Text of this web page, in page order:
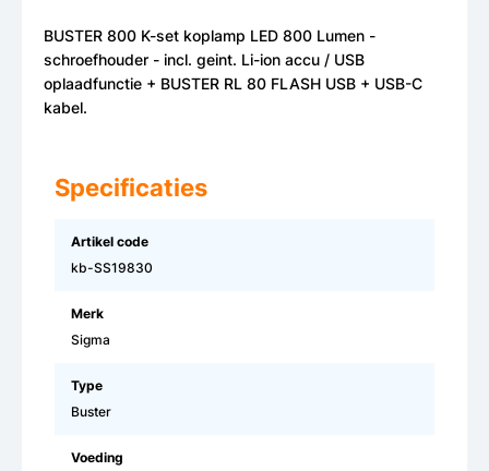
BUSTER 800 K-set koplamp LED 800 Lumen -
schroefhouder - incl. geint. Li-ion accu / USB
oplaadfunctie + BUSTER RL 80 FLASH USB + USB-C
kabel.
Specificaties
Artikel code
kb-SS19830
Merk
Sigma
Type
Buster
Voeding